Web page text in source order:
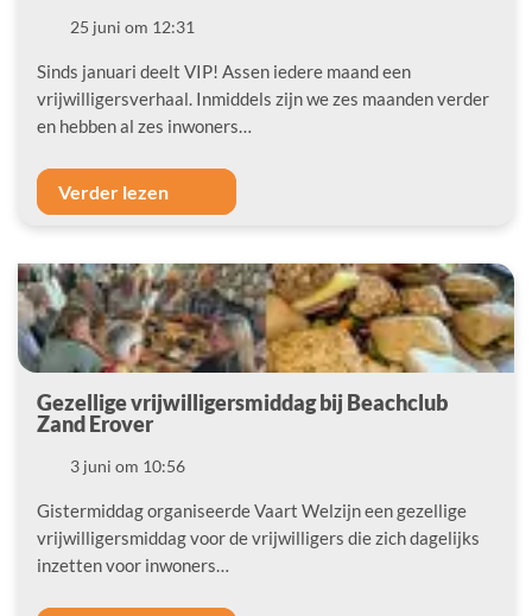
Datum25 juni om 12:31
Sinds januari deelt VIP! Assen iedere maand een
vrijwilligersverhaal. Inmiddels zijn we zes maanden verder
en hebben al zes inwoners…
Verder lezen
Gezellige vrijwilligersmiddag bij Beachclub
Zand Erover
Datum3 juni om 10:56
Gistermiddag organiseerde Vaart Welzijn een gezellige
vrijwilligersmiddag voor de vrijwilligers die zich dagelijks
inzetten voor inwoners…